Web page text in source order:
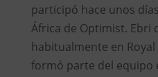
participó hace unos
África de Optimist. Ebri
habitualmente en
formó parte del equipo